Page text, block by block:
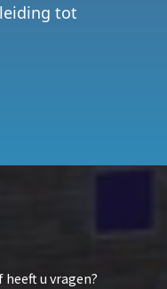
tot
u vragen?